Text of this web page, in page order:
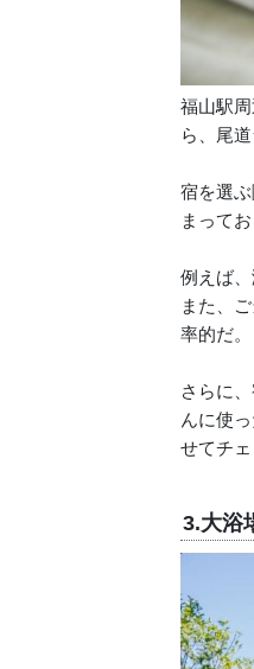
福山駅
ら、尾
宿を選
まって
例えば
また、
率的だ。
さらに
んに使
せてチェ
3.大浴